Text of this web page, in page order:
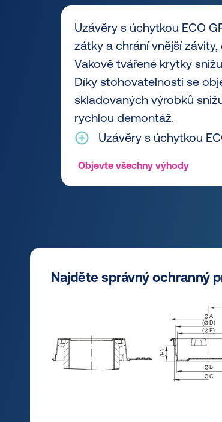
Uzávěry s úchytkou ECO
zátky a chrání vnější
Vakově tvářené krytky
Díky stohovatelnosti se
skladovaných výrobků
rychlou demontáž.
Uzávěry s úchytkou
Objevte všechny výhody
Najděte správný ochranný